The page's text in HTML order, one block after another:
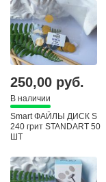
250,00 руб.
В наличии
Smart ФАЙЛЫ ДИСК S
240 грит STANDART 50
ШТ